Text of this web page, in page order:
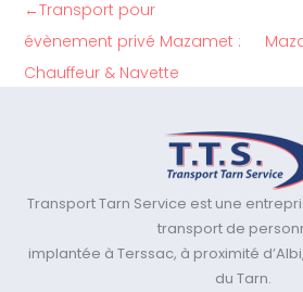
←Transport pour
évènement privé Mazamet :
Chauffeur & Navette
Transport Tarn Service est une
transport de
implantée à Terssac, à proximité
du Tarn.